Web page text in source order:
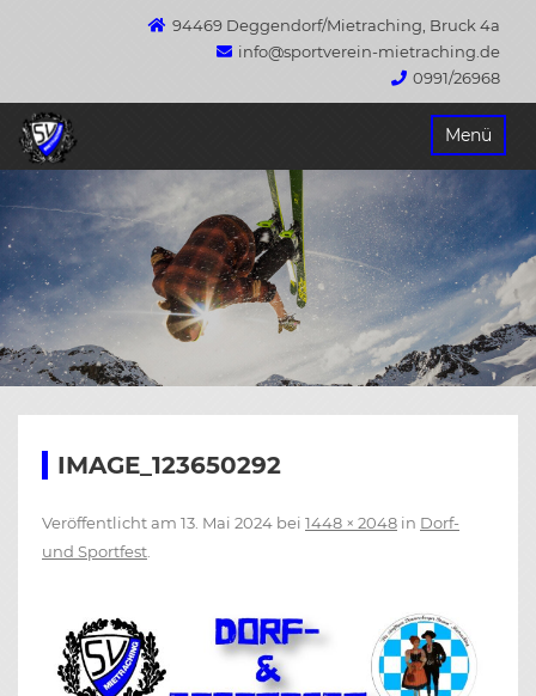
94469 Deggendorf/Mietraching, Bruck 4a
info@sportverein-mietraching.de
0991/26968
Menü
IMAGE_123650292
Veröffentlicht am 13. Mai 2024 bei 1448 × 2048 in Dorf-
und Sportfest